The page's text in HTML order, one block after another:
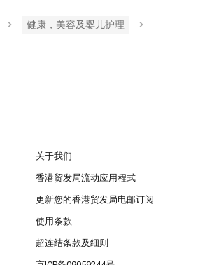
健康，美容及婴儿护理
关于我们
香港贸发局流动应用程式
更新您的香港贸发局电邮订阅
使用条款
超连结条款及细则